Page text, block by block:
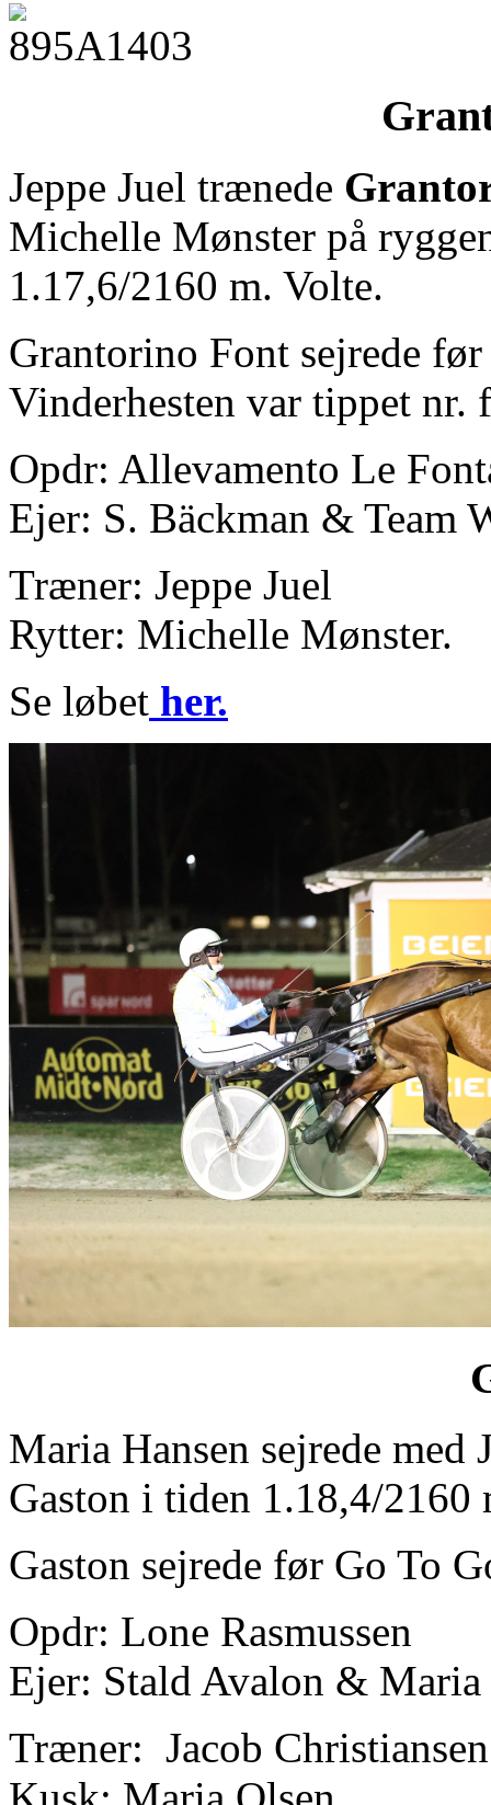
Jeppe Juel trænede
Michelle Mønster på
1.17,6/2160 m. Volte.
Grantorino Font sejrede
Vinderhesten var tippet nr.
Opdr: Allevamento Le
Ejer: S. Bäckman & Team
Træner: Jeppe Juel
Rytter: Michelle Mønster.
Se løbet her.
Maria Hansen sejrede med
Gaston i tiden 1.18,4/2160
Gaston sejrede før Go To
Opdr: Lone Rasmussen
Ejer: Stald Avalon & Maria
Træner: Jacob Christiansen